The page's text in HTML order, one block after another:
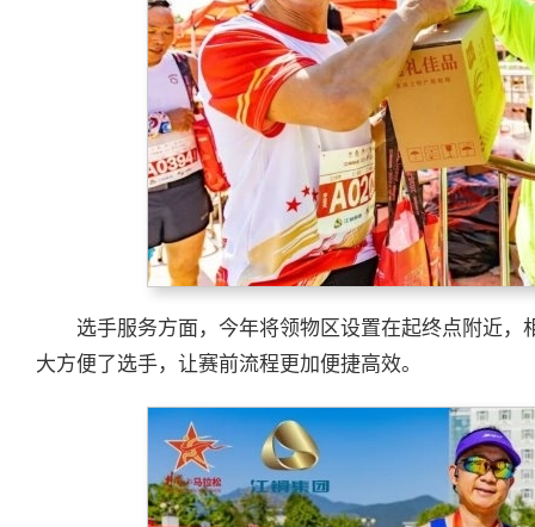
选手服务方面，今年将领物区设置在起终点附近
大方便了选手，让赛前流程更加便捷高效。